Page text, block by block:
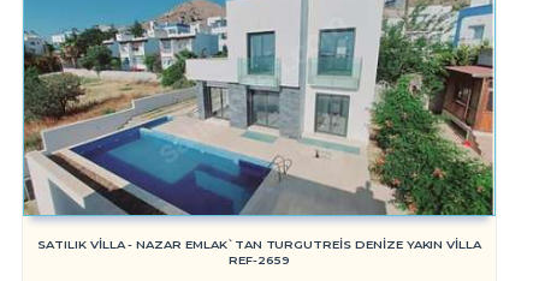
SATILIK VİLLA - NAZAR EMLAK`TAN TURGUTREİS DENİZE YAKIN VİLLA
REF-2659